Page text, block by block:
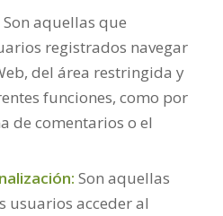
Son aquellas que
registrados navegar
del área restringida y
funciones, como por
de comentarios o el
Son aquellas
usuarios acceder al